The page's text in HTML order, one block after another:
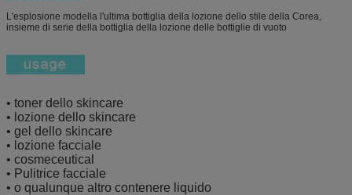
L'esplosione modella l'ultima bottiglia della lozione dello stile della Corea,
insieme di serie della bottiglia della lozione delle bottiglie di vuoto
• toner dello skincare
• lozione dello skincare
• gel dello skincare
• lozione facciale
• cosmeceutical
• Pulitrice facciale
• o qualunque altro contenere liquido